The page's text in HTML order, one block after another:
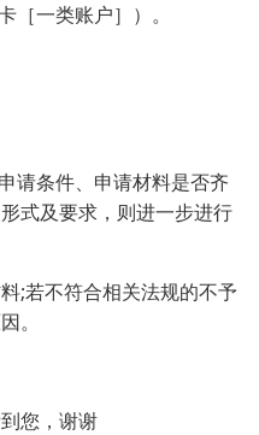
［一类账户］）。
请条件、申请材料是否齐
式及要求，则进一步进行
;若不符合相关法规的不予
。
您，谢谢